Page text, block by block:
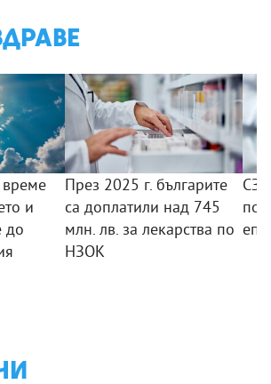
и
до
През 2025 г. българите
са доплатили над 745
млн. лв. за лекарства по
НЗОК